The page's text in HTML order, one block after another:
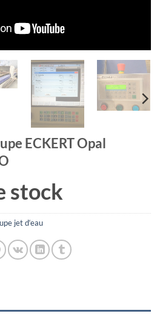
ECKERT Opal
stock
jet d‘eau